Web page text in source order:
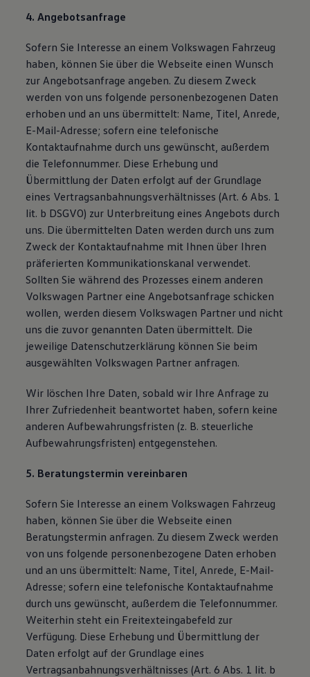
4. Angebotsanfrage
Sofern Sie Interesse an einem Volkswagen Fahrzeug
haben, können Sie über die Webseite einen Wunsch
zur Angebotsanfrage angeben. Zu diesem Zweck
werden von uns folgende personenbezogenen Daten
erhoben und an uns übermittelt: Name, Titel, Anrede,
E-Mail-Adresse; sofern eine telefonische
Kontaktaufnahme durch uns gewünscht, außerdem
die Telefonnummer. Diese Erhebung und
Übermittlung der Daten erfolgt auf der Grundlage
eines Vertragsanbahnungsverhältnisses (Art. 6 Abs. 1
lit. b DSGVO) zur Unterbreitung eines Angebots durch
uns. Die übermittelten Daten werden durch uns zum
Zweck der Kontaktaufnahme mit Ihnen über Ihren
präferierten Kommunikationskanal verwendet.
Sollten Sie während des Prozesses einem anderen
Volkswagen Partner eine Angebotsanfrage schicken
wollen, werden diesem Volkswagen Partner und nicht
uns die zuvor genannten Daten übermittelt. Die
jeweilige Datenschutzerklärung können Sie beim
ausgewählten Volkswagen Partner anfragen.
Wir löschen Ihre Daten, sobald wir Ihre Anfrage zu
Ihrer Zufriedenheit beantwortet haben, sofern keine
anderen Aufbewahrungsfristen (z. B. steuerliche
Aufbewahrungsfristen) entgegenstehen.
5. Beratungstermin vereinbaren
Sofern Sie Interesse an einem Volkswagen Fahrzeug
haben, können Sie über die Webseite einen
Beratungstermin anfragen. Zu diesem Zweck werden
von uns folgende personenbezogene Daten erhoben
und an uns übermittelt: Name, Titel, Anrede, E-Mail-
Adresse; sofern eine telefonische Kontaktaufnahme
durch uns gewünscht, außerdem die Telefonnummer.
Weiterhin steht ein Freitexteingabefeld zur
Verfügung. Diese Erhebung und Übermittlung der
Daten erfolgt auf der Grundlage eines
Vertragsanbahnungsverhältnisses (Art. 6 Abs. 1 lit. b